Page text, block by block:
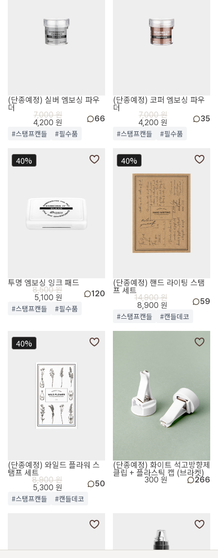
(단종예정) 실버 엠보싱 파우
더
7,000 원
4,200 원
66
#스탬프캔들 #필수품
(단종예정) 코퍼 엠보싱 파우
더
7,000 원
4,200 원
35
#스탬프캔들 #필수품
40%
투명 엠보싱 잉크 패드
8,500 원
5,100 원
120
#스탬프캔들 #필수품
40%
(단종예정) 핸드 라이팅 스탬
프 세트
14,900 원
8,900 원
59
#스탬프캔들 #캔들데코
40%
(단종예정) 와일드 플라워 스
탬프 세트
8,900 원
5,300 원
50
#스탬프캔들 #캔들데코
(단종예정) 화이트 석고방향제
클립 + 플라스틱 캡 (브라켓)
300 원 266